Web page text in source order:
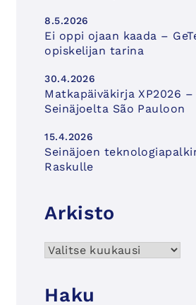
8.5.2026
Ei oppi ojaan kaada –
opiskelijan tarina
30.4.2026
Matkapäiväkirja XP2026 –
Seinäjoelta São Pauloon
15.4.2026
Seinäjoen
Raskulle
Arkisto
Arkisto
Haku